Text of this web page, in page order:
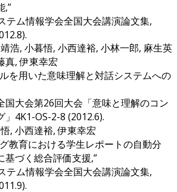
,”
テム情報学会全国大会講演論文集,
浩, 小暮悟, 小西達裕, 小林一郎, 麻生英
真, 伊東幸宏
を用いた意味理解と対話システムへの
国大会第26回大会「意味と理解のコン
」4K1-OS-2-8 (2012.6).
, 小西達裕, 伊東幸宏
教育における学生レポートの自動分
基づく総合評価支援,”
テム情報学会全国大会講演論文集,